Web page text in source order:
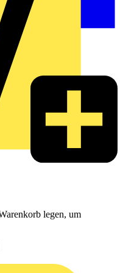
von Leitern mit
hält den mechanischen
sorgt für beste
legen, um